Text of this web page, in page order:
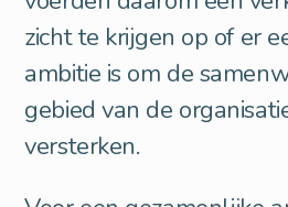
zicht te krijgen op of er
ambitie is om de
gebied van de
versterken.